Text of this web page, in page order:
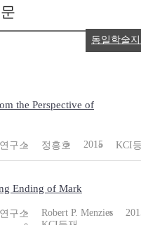
the Perspective of
구소 정흥호 2015 KCI
Ending of Mark
구소 Robert P. Menzies
동일학술